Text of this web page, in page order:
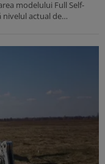
modelului Full Self-
nivelul actual de…